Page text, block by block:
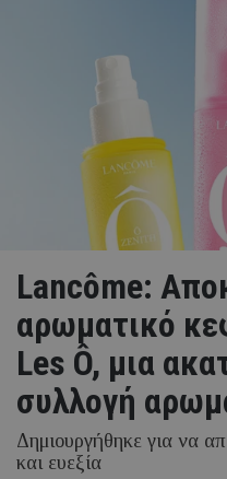
Lancôme:
αρωματικό
Les Ô, μια
συλλογή
Δημιουργήθηκε για να
και ευεξία